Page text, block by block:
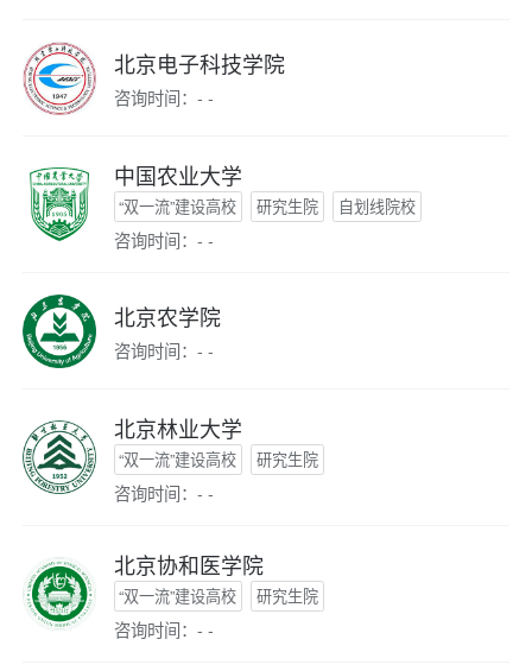
北京电子科技学院
咨询时间：- -
中国农业大学
“双一流”建设高校 研究生院 自划线院校
咨询时间：- -
北京农学院
咨询时间：- -
北京林业大学
“双一流”建设高校 研究生院
咨询时间：- -
北京协和医学院
“双一流”建设高校 研究生院
咨询时间：- -